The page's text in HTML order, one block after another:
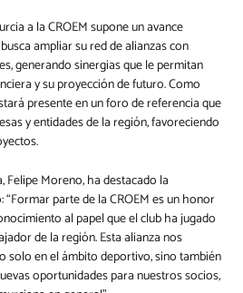
a la CROEM supone un avance
ampliar su red de alianzas con
generando sinergias que le permitan
y su proyección de futuro. Como
presente en un foro de referencia que
y entidades de la región, favoreciendo
Felipe Moreno, ha destacado la
parte de la CROEM es un honor
al papel que el club ha jugado
de la región. Esta alianza nos
solo en el ámbito deportivo, sino también
oportunidades para nuestros socios,